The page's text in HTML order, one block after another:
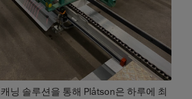
닝 솔루션을 통해 Plåtson은 하루에 최